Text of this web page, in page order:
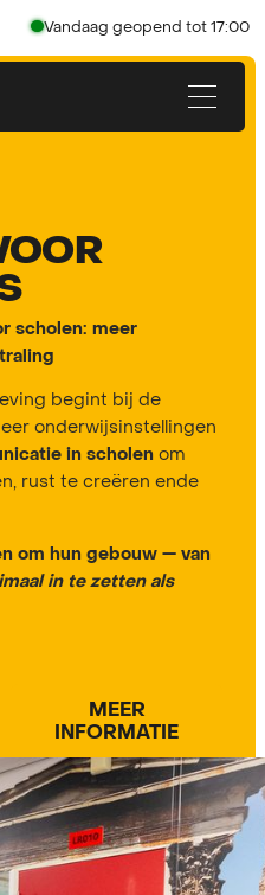
Vandaag geopend tot 17:00
scholen: meer
begint bij de
onderwijsinstellingen
in scholenom
rust te creëren ende
om hun gebouw — van
in te zetten als
MEER
INFORMATIE